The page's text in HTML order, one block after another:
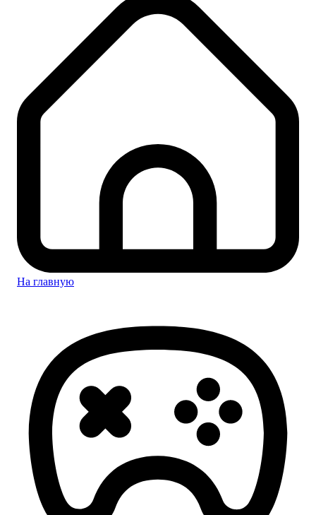
На главную